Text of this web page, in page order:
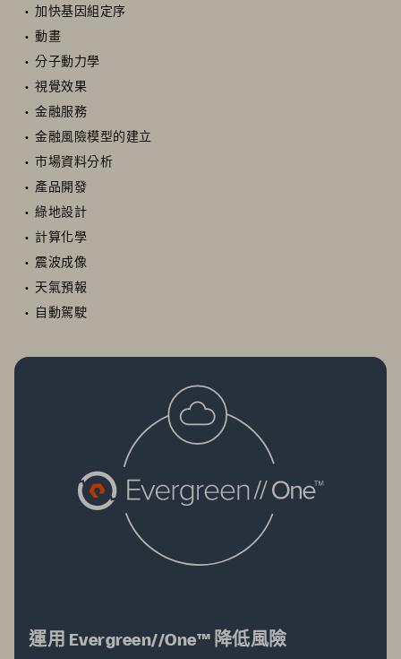
加快基因組定序
動畫
分子動力學
視覺效果
金融服務
金融風險模型的建立
市場資料分析
產品開發
綠地設計
計算化學
震波成像
天氣預報
自動駕駛
運用 Evergreen//One™ 降低風險